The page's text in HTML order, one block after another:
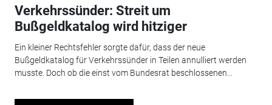
Verkehrssünder: Streit um
Bußgeldkatalog wird hitziger
Ein kleiner Rechtsfehler sorgte dafür, dass der neue
Bußgeldkatalog für Verkehrssünder in Teilen annulliert werden
musste. Doch ob die einst vom Bundesrat beschlossenen...